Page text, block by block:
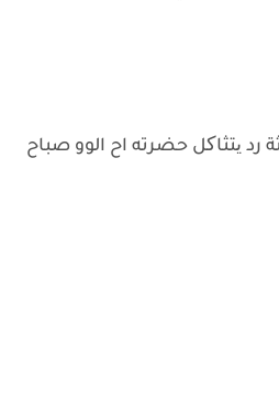
رد یتثاکل حضرته اح الوو صباح